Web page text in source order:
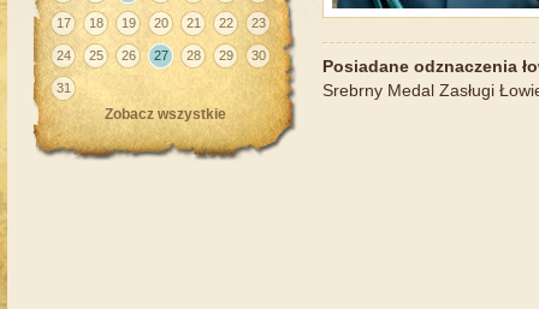
17 18 19 20 21 22 23
24 25 26 27 28 29 30
31
Zobacz wszystkie
Posiadane odznaczenia
Srebrny Medal Zasługi